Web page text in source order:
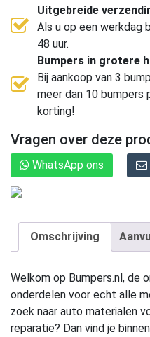
Uitgebreide
Als u op een werkdag
48 uur.
Bumpers in grotere
Bij aankoop van 3
meer dan 10 bumpers
korting!
Vragen over deze
WhatsApp ons
Omschrijving
Welkom op Bumpers.nl, de
onderdelen voor echt alle
zoek naar auto materialen
reparatie? Dan vind je